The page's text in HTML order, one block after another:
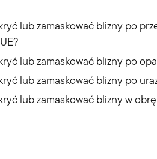
lub zamaskować blizny po
lub zamaskować blizny po
lub zamaskować blizny po
lub zamaskować blizny w